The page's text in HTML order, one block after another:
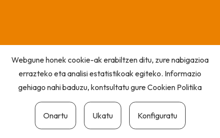
Webgune honek cookie-ak erabiltzen ditu, zure nabigazioa
errazteko eta analisi estatistikoak egiteko. Informazio
gehiago nahi baduzu, kontsultatu gureCookien Politika
Onartu Ukatu Konfiguratu